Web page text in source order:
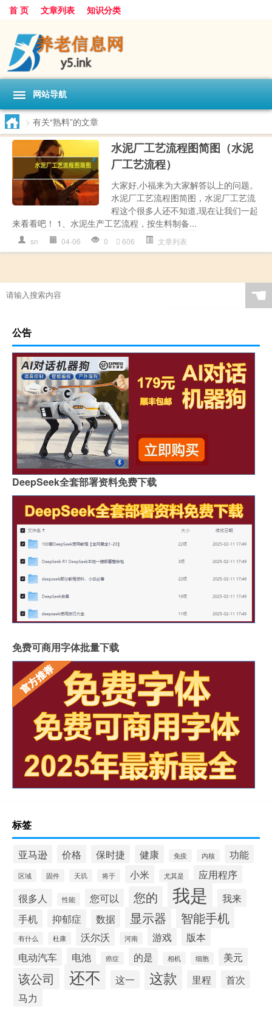
首 页 文章列表 知识分类
网站导航
> 有关“熟料”的文章
水泥厂工艺流程图简图（水泥
厂工艺流程）
大家好,小福来为大家解答以上的问题。
水泥厂工艺流程图简图，水泥厂工艺流
程这个很多人还不知道,现在让我们一起
来看看吧！ 1、水泥生产工艺流程，按生料制备...
sn 04-06 0 606 文章列表
☚
公告
DeepSeek全套部署资料免费下载
免费可商用字体批量下载
标签
亚马逊 价格 保时捷 健康 免疫 内核 功能
区域 固件 天玑 将于 小米 尤其是
应用程序
很多人
性能 您可以 您的 我是
我来
手机
抑郁症 数据 显示器 智能手机
有什么 杜康 沃尔沃 河南 游戏
版本
电动汽车
电池 癌症 的是 相机 细胞 美元
该公司 还不 这一 这款 里程
首次
马力